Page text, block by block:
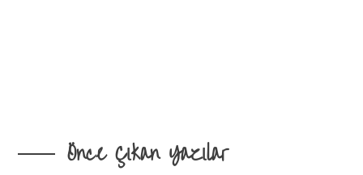
Önce Çıkan Yazılar